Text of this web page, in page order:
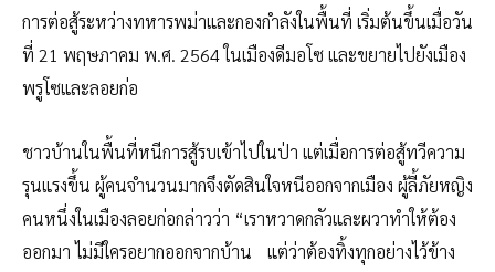
การต่อสู้ระหว่างทหารพม่าและกองกำลังในพื้นที่ เริ่มต้นขึ้นเมื่อวัน
ที่ 21 พฤษภาคม พ.ศ. 2564 ในเมืองดีมอโซ และขยายไปยังเมือง
พรูโซและลอยก่อ
ชาวบ้านในพื้นที่หนีการสู้รบเข้าไปในป่า แต่เมื่อการต่อสู้ทวีความ
รุนแรงขึ้น ผู้คนจำนวนมากจึงตัดสินใจหนีออกจากเมือง ผู้ลี้ภัยหญิง
คนหนึ่งในเมืองลอยก่อกล่าวว่า “เราหวาดกลัวและผวาทำให้ต้อง
ออกมา ไม่มีใครอยากออกจากบ้าน แต่ว่าต้องทิ้งทุกอย่างไว้ข้าง